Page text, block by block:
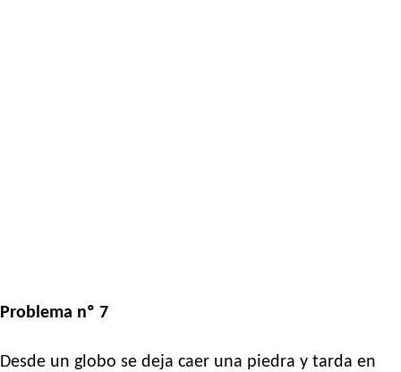
Problema nº 7
Desde un globo se deja caer una piedra y tarda en